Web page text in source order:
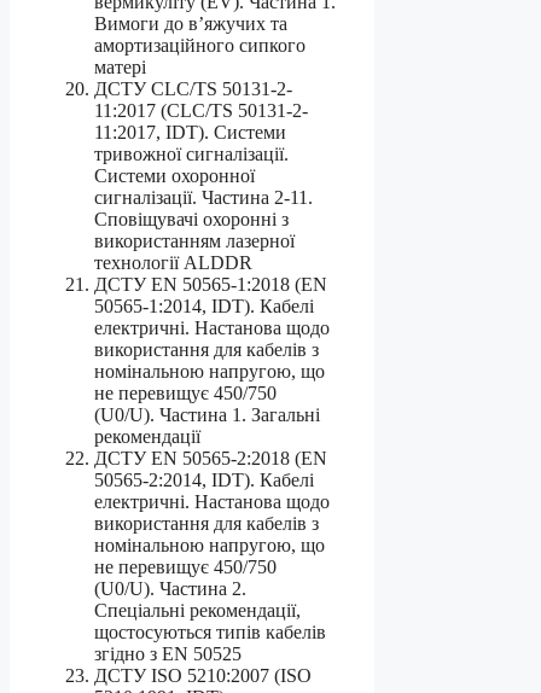
Вимоги до в’яжучих та
амортизаційного сипкого
матері
ДСТУ CLC/TS 50131-2-
11:2017 (CLC/TS 50131-2-
11:2017, IDT). Системи
тривожної сигналізації.
Системи охоронної
сигналізації. Частина 2-11.
Сповіщувачі охоронні з
використанням лазерної
технології ALDDR
ДСТУ EN 50565-1:2018 (EN
50565-1:2014, IDT). Кабелі
електричні. Настанова щодо
використання для кабелів з
номінальною напругою, що
не перевищує 450/750
(U0/U). Частина 1. Загальні
рекомендації
ДСТУ EN 50565-2:2018 (EN
50565-2:2014, IDT). Кабелі
електричні. Настанова щодо
використання для кабелів з
номінальною напругою, що
не перевищує 450/750
(U0/U). Частина 2.
Спеціальні рекомендації,
щостосуються типів кабелів
згідно з EN 50525
ДСТУ ISO 5210:2007 (ISO